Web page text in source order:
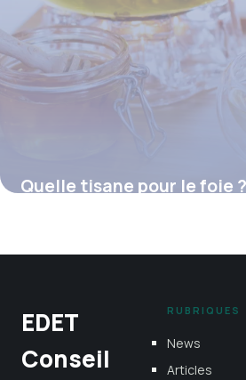
Quelle tisane pour le foie ?
EDET
Conseil
RUBRIQUES
News
Articles